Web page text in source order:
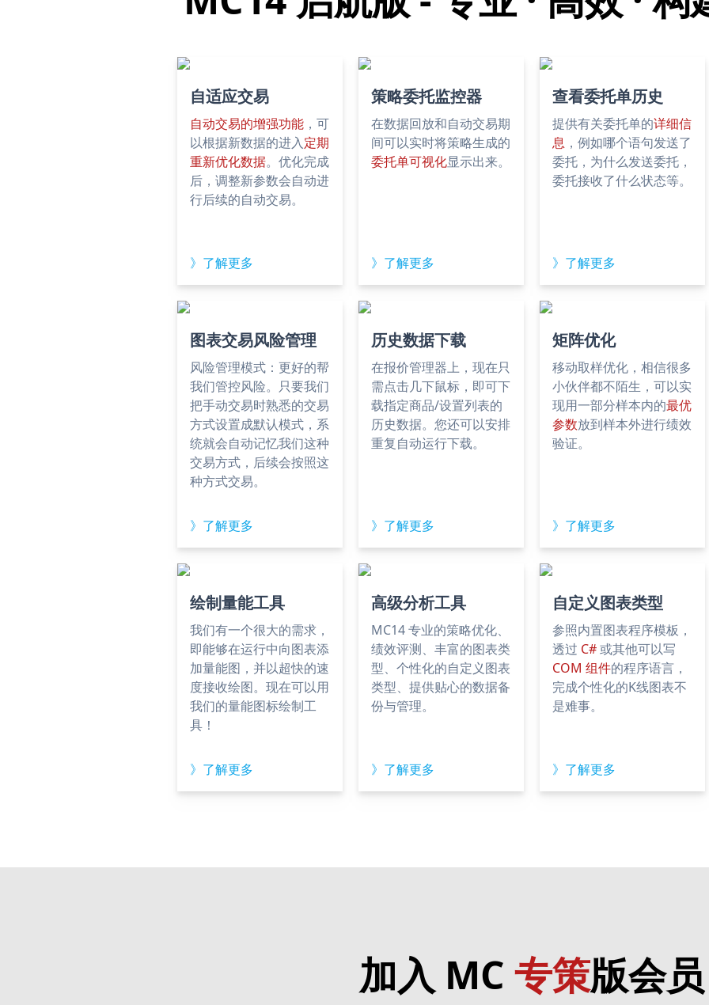
自适应交易
自动交易的增强功能 ，可
以根据新数据的进入定期
重新优化数据。优化完成
后，调整新参数会自动进
行后续的自动交易。
》了解更多
策略委托监控器
在数据回放和自动交易期
间可以实时将策略生成的
委托单可视化显示出来。
》了解更多
查看委托单历史
提供有关委托单的详细信
息 ，例如哪个语句发送了
委托，为什么发送委托，
委托接收了什么状态等。
》了解更多
图表交易风险管理
风险管理模式：更好的帮
我们管控风险。只要我们
把手动交易时熟悉的交易
方式设置成默认模式，系
统就会自动记忆我们这种
交易方式，后续会按照这
种方式交易。
》了解更多
历史数据下载
在报价管理器上，现在只
需点击几下鼠标，即可下
载指定商品/设置列表的
历史数据。您还可以安排
重复自动运行下载。
》了解更多
矩阵优化
移动取样优化，相信很多
小伙伴都不陌生，可以实
现用一部分样本内的最优
参数放到样本外进行绩效
验证。
》了解更多
绘制量能工具
我们有一个很大的需求，
即能够在运行中向图表添
加量能图，并以超快的速
度接收绘图。现在可以用
我们的量能图标绘制工
具！
》了解更多
高级分析工具
MC14 专业的策略优化、
绩效评测、丰富的图表类
型、个性化的自定义图表
类型、提供贴心的数据备
份与管理。
》了解更多
自定义图表类型
参照内置图表程序模板，
透过 C#或其他可以写
COM 组件的程序语言，
完成个性化的K线图表不
是难事。
》了解更多
加入 MC 专策版会员